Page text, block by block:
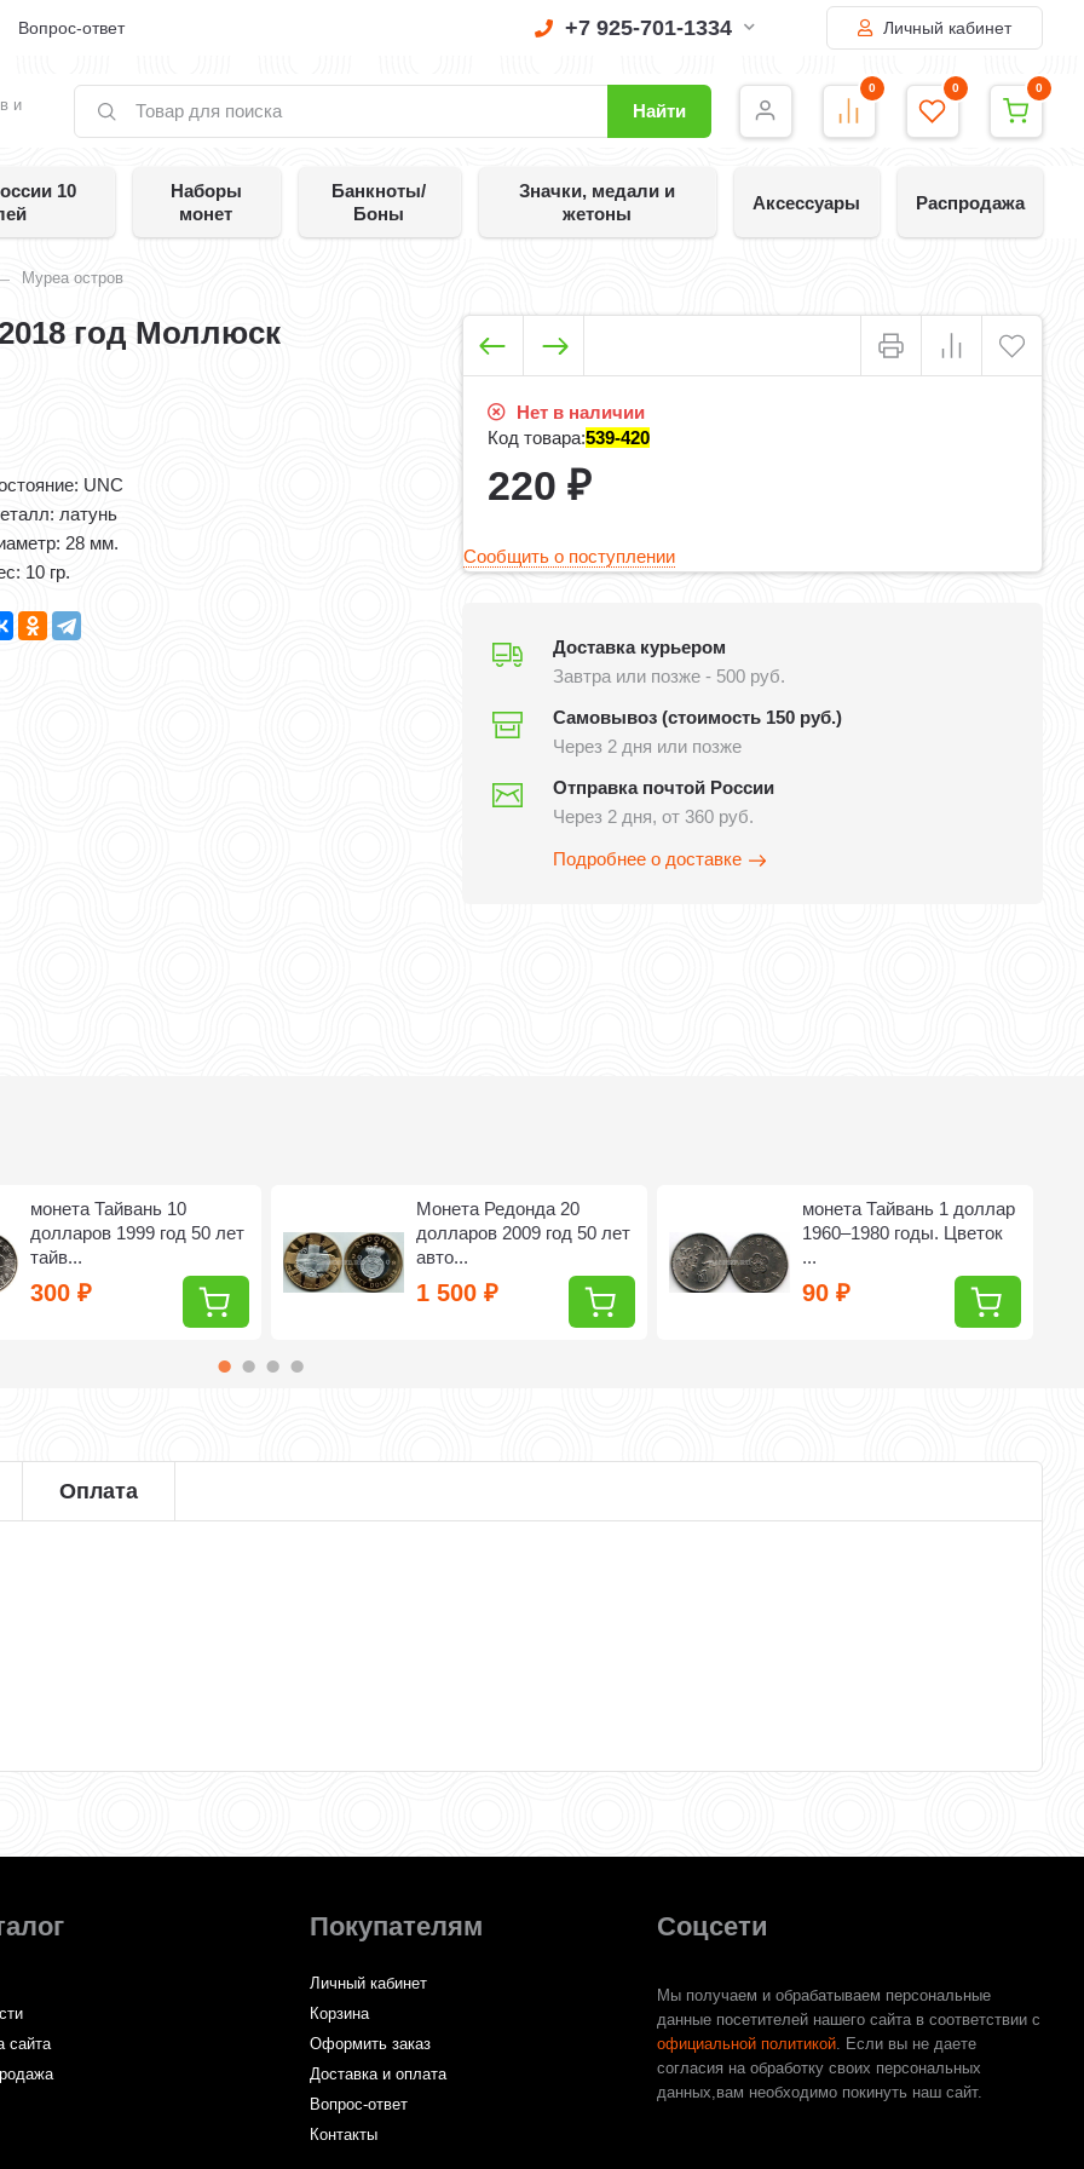
Вопрос-ответ +7 925-701-1334 Личный кабинет
и Найти
0 0 0
10
Наборы
монет
Банкноты/
Боны
Значки, медали и
жетоны
Аксессуары Распродажа
Муреа остров
год Моллюск
UNC
латунь
28 мм.
10 гр.
Нет в наличии
Код товара:539-420
220 ₽
Сообщить о поступлении
Доставка курьером
Завтра или позже - 500 руб.
Самовывоз (стоимость 150 руб.)
Через 2 дня или позже
Отправка почтой России
Через 2 дня, от 360 руб.
Подробнее о доставке
монета Тайвань 10
долларов 1999 год 50 лет
тайв...
300₽
Монета Редонда 20
долларов 2009 год 50 лет
авто...
1 500₽
монета Тайвань 1 доллар
1960–1980 годы. Цветок
...
90₽
Оплата
сайта
Покупателям
Личный кабинет
Корзина
Оформить заказ
Доставка и оплата
Вопрос-ответ
Контакты
Соцсети
Мы получаем и обрабатываем персональные
данные посетителей нашего сайта в соответствии с
официальной политикой. Если вы не даете
согласия на обработку своих персональных
данных,вам необходимо покинуть наш сайт.